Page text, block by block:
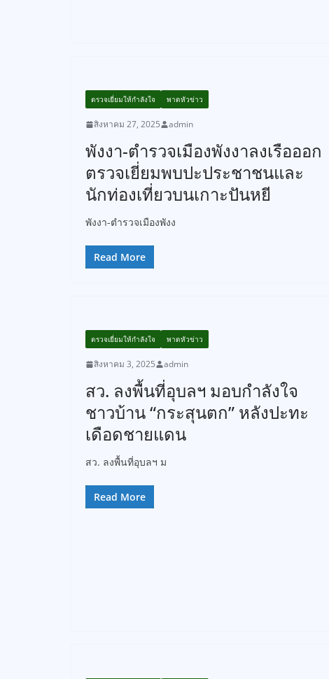
ตรวจเยี่ยมให้กำลังใจ พาดหัวข่าว
สิงหาคม 27, 2025 admin
พังงา-ตำรวจเมืองพังงาลงเรือออก
ตรวจเยี่ยมพบปะประชาชนและ
นักท่องเที่ยวบนเกาะปันหยี
พังงา-ตำรวจเมืองพังง
Read More
ตรวจเยี่ยมให้กำลังใจ พาดหัวข่าว
สิงหาคม 3, 2025 admin
สว. ลงพื้นที่อุบลฯ มอบกำลังใจ
ชาวบ้าน “กระสุนตก” หลังปะทะ
เดือดชายแดน
สว. ลงพื้นที่อุบลฯ ม
Read More